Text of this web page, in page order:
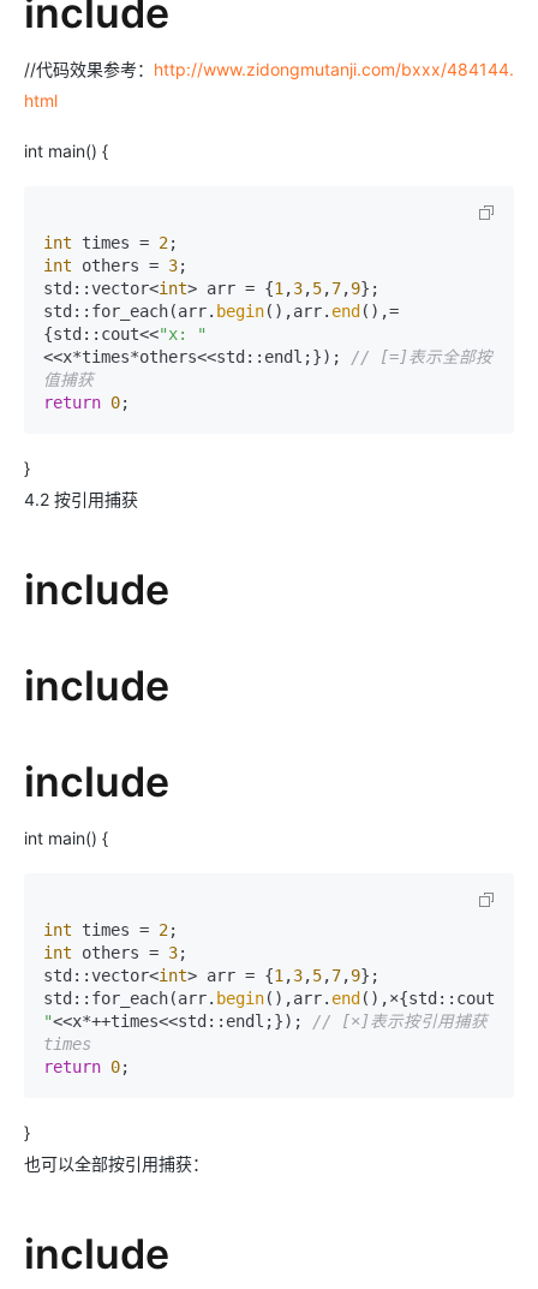
include
//代码效果参考： http://www.zidongmutanji.com/bxxx/484144.
html
int main() {
int times = 2
int others = 3;
std::vector<int> arr = {1 ,3,5,7,9};
std::for_each(arr. begin(),arr. end (),=
{std::cout<<"x: "
<<x*times*others<<std::endl;});
// [=]表示全部按
值捕获
return 0;
}
4.2 按引用捕获
include
include
include
int main() {
int times = 2
int others = 3;
std::vector<int> arr = {1 ,3,5,7,9};
std::for_each(arr. begin(),arr. end (),×{std::cout<<
"<<x*++times<<std::endl;});
// [×]表示按引用捕获
times
return 0;
}
也可以全部按引用捕获：
include